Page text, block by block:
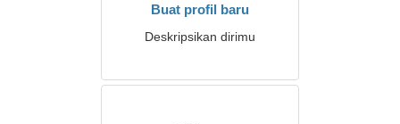
Buat profil baru
Deskripsikan dirimu